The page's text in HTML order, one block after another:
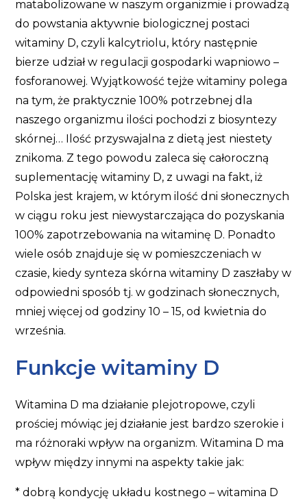
matabolizowane w naszym organizmie i prowadzą
do powstania aktywnie biologicznej postaci
witaminy D, czyli kalcytriolu, który następnie
bierze udział w regulacji gospodarki wapniowo –
fosforanowej. Wyjątkowość tejże witaminy polega
na tym, że praktycznie 100% potrzebnej dla
naszego organizmu ilości pochodzi z biosyntezy
skórnej… Ilość przyswajalna z dietą jest niestety
znikoma. Z tego powodu zaleca się całoroczną
suplementację witaminy D, z uwagi na fakt, iż
Polska jest krajem, w którym ilość dni słonecznych
w ciągu roku jest niewystarczająca do pozyskania
100% zapotrzebowania na witaminę D. Ponadto
wiele osób znajduje się w pomieszczeniach w
czasie, kiedy synteza skórna witaminy D zaszłaby w
odpowiedni sposób tj. w godzinach słonecznych,
mniej więcej od godziny 10 – 15, od kwietnia do
września.
Funkcje witaminy D
Witamina D ma działanie plejotropowe, czyli
prościej mówiąc jej działanie jest bardzo szerokie i
ma różnoraki wpływ na organizm. Witamina D ma
wpływ między innymi na aspekty takie jak:
* dobrą kondycję układu kostnego – witamina D